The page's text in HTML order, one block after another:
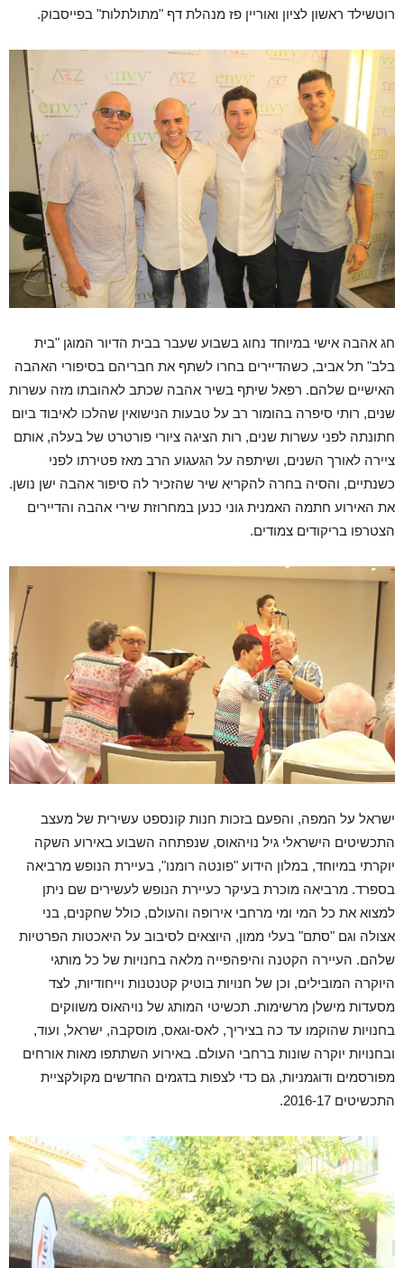
רוטשילד ראשון לציון ואוריין פז מנהלת דף "מתולתלות" בפייסבוק.
חג אהבה אישי במיוחד נחוג בשבוע שעבר בבית הדיור המוגן "בית
בלב" תל אביב, כשהדיירים בחרו לשתף את חבריהם בסיפורי האהבה
האישיים שלהם. רפאל שיתף בשיר אהבה שכתב לאהובתו מזה עשרות
שנים, רותי סיפרה בהומור רב על טבעות הנישואין שהלכו לאיבוד ביום
חתונתה לפני עשרות שנים, רות הציגה ציורי פורטרט של בעלה, אותם
ציירה לאורך השנים, ושיתפה על הגעגוע הרב מאז פטירתו לפני
כשנתיים, והסיה בחרה להקריא שיר שהזכיר לה סיפור אהבה ישן נושן.
את האירוע חתמה האמנית גוני כנען במחרוזת שירי אהבה והדיירים
הצטרפו בריקודים צמודים.
ישראל על המפה, והפעם בזכות חנות קונספט עשירית של מעצב
התכשיטים הישראלי גיל נויהאוס, שנפתחה השבוע באירוע השקה
יוקרתי במיוחד, במלון הידוע "פונטה רומנו", בעיירת הנופש מרביאה
בספרד. מרביאה מוכרת בעיקר כעיירת הנופש לעשירים שם ניתן
למצוא את כל המי ומי מרחבי אירופה והעולם, כולל שחקנים, בני
אצולה וגם "סתם" בעלי ממון, היוצאים לסיבוב על היאכטות הפרטיות
שלהם. העיירה הקטנה והיפהפייה מלאה בחנויות של כל מותגי
היוקרה המובילים, וכן של חנויות בוטיק קטנטנות וייחודיות, לצד
מסעדות מישלן מרשימות. תכשיטי המותג של נויהאוס משווקים
בחנויות שהוקמו עד כה בציריך, לאס-וגאס, מוסקבה, ישראל, ועוד,
ובחנויות יוקרה שונות ברחבי העולם. באירוע השתתפו מאות אורחים
מפורסמים ודוגמניות, גם כדי לצפות בדגמים החדשים מקולקציית
התכשיטים 2016-17.